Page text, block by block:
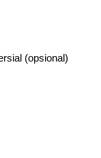
(opsional)